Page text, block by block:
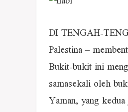
DI TENGAH-
Palestina –
Bukit-bukit ini
samasekali oleh
Yaman, yang